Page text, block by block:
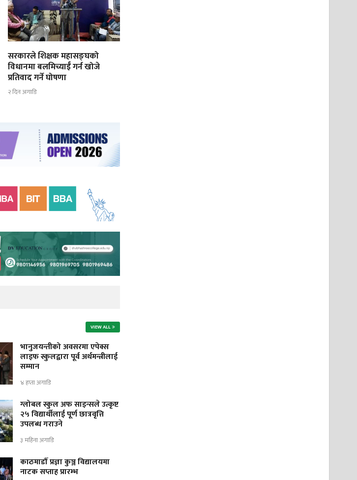
सरकारले शिक्षक महासङ्घको
विधानमा बलमिच्याईँ गर्न खोजे
प्रतिवाद गर्ने घोषणा
२ दिन अगाडि
VIEW ALL
भानुजयन्तीको अवसरमा एपेक्स
लाइफ स्कुलद्वारा पूर्व अर्थमन्त्रीलाई
सम्मान
४ हप्ता अगाडि
ग्लोबल स्कुल अफ साइन्सले उत्कृष्ट
२५ विद्यार्थीलाई पूर्ण छात्रवृत्ति
उपलब्ध गराउने
३ महिना अगाडि
काठमाडौँ प्रज्ञा कुञ्ज विद्यालयमा
नाटक सप्ताह प्रारम्भ